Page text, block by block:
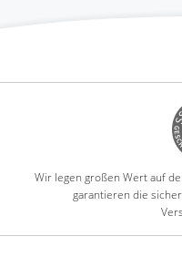
Wir legen großen Wert auf
garantieren die